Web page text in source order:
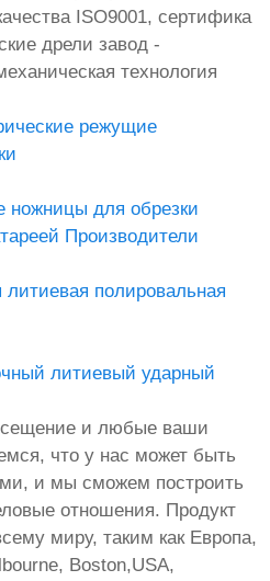
ISO9001, сертифика
дрели завод -
технология
режущие
ножницы для обрезки
Производители
полировальная
литиевый ударный
и любые ваши
что у нас может быть
и мы сможем построить
отношения. Продукт
миру, таким как Европа,
Boston,USA,